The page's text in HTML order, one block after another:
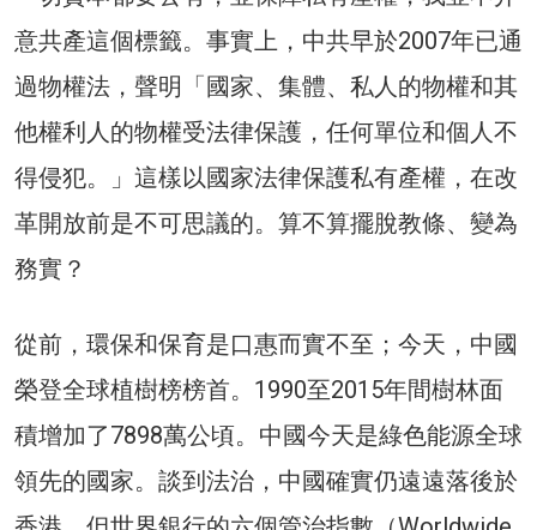
意共產這個標籤。事實上，中共早於2007年已通
過物權法，聲明「國家、集體、私人的物權和其
他權利人的物權受法律保護，任何單位和個人不
得侵犯。」這樣以國家法律保護私有產權，在改
革開放前是不可思議的。算不算擺脫教條、變為
務實？
從前，環保和保育是口惠而實不至；今天，中國
榮登全球植樹榜榜首。1990至2015年間樹林面
積增加了7898萬公頃。中國今天是綠色能源全球
領先的國家。談到法治，中國確實仍遠遠落後於